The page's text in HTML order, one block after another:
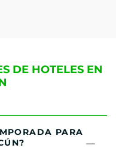
DE HOTELES EN
PARA